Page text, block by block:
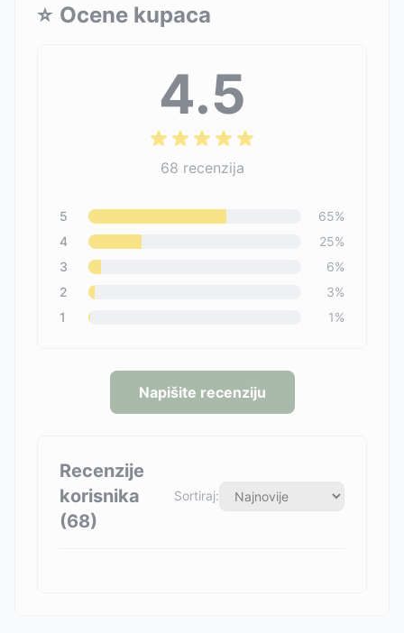
⭐ Ocene kupaca
4.5
68 recenzija
5 65%
4
25%
3
6%
2
3%
1
1%
Napišite recenziju
Recenzije
korisnika
(68)
Sortiraj: